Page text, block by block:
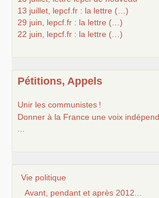
13 juillet, lepcf.fr : la lettre (…)
29 juin, lepcf.fr : la lettre (…)
22 juin, lepcf.fr : la lettre (…)
Pétitions, Appels
Unir les communistes !
Donner à la France une voix
Vie politique
Avant, pendant et après 2012...